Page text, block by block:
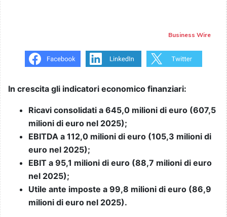
Business Wire
In crescita gli indicatori economico finanziari:
Ricavi consolidati a 645,0 milioni di euro (607,5
milioni di euro nel 2025);
EBITDA a 112,0 milioni di euro (105,3 milioni di
euro nel 2025);
EBIT a 95,1 milioni di euro (88,7 milioni di euro
nel 2025);
Utile ante imposte a 99,8 milioni di euro (86,9
milioni di euro nel 2025).